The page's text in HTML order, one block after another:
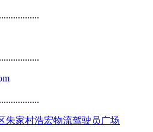
朱家村浩宏物流驾驶员广场